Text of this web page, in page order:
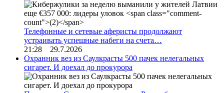
Телефонные и сетевые аферисты продолжают
устраивать успешные набеги на счета…
21:28 29.7.2026
Охранник вез из Саулкрасты 500 пачек нелегальных
сигарет. И доехал до прокурора